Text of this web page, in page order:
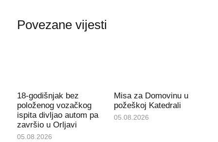
Povezane vijesti
18-godišnjak bez
položenog vozačkog
ispita divljao autom pa
završio u Orljavi
05.08.2026
Misa za Domovinu u
požeškoj Katedrali
05.08.2026